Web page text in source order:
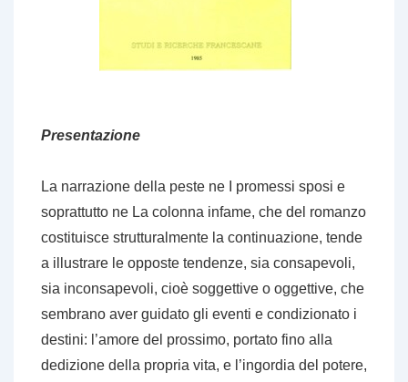
Presentazione
La narrazione della peste ne I promessi sposi e
soprattutto ne La colonna infame, che del romanzo
costituisce strutturalmente la continuazione, tende
a illustrare le opposte tendenze, sia consapevoli,
sia inconsapevoli, cioè soggettive o oggettive, che
sembrano aver guidato gli eventi e condizionato i
destini: l’amore del prossimo, portato fino alla
dedizione della propria vita, e l’ingordia del potere,